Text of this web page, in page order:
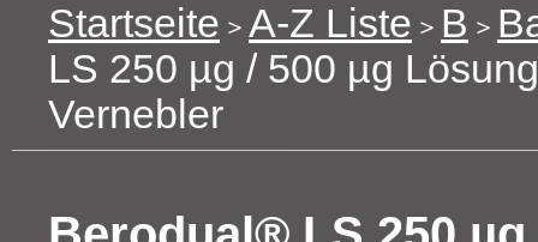
Startseite A-Z Liste B
LS 250 µg / 500 µg
Vernebler